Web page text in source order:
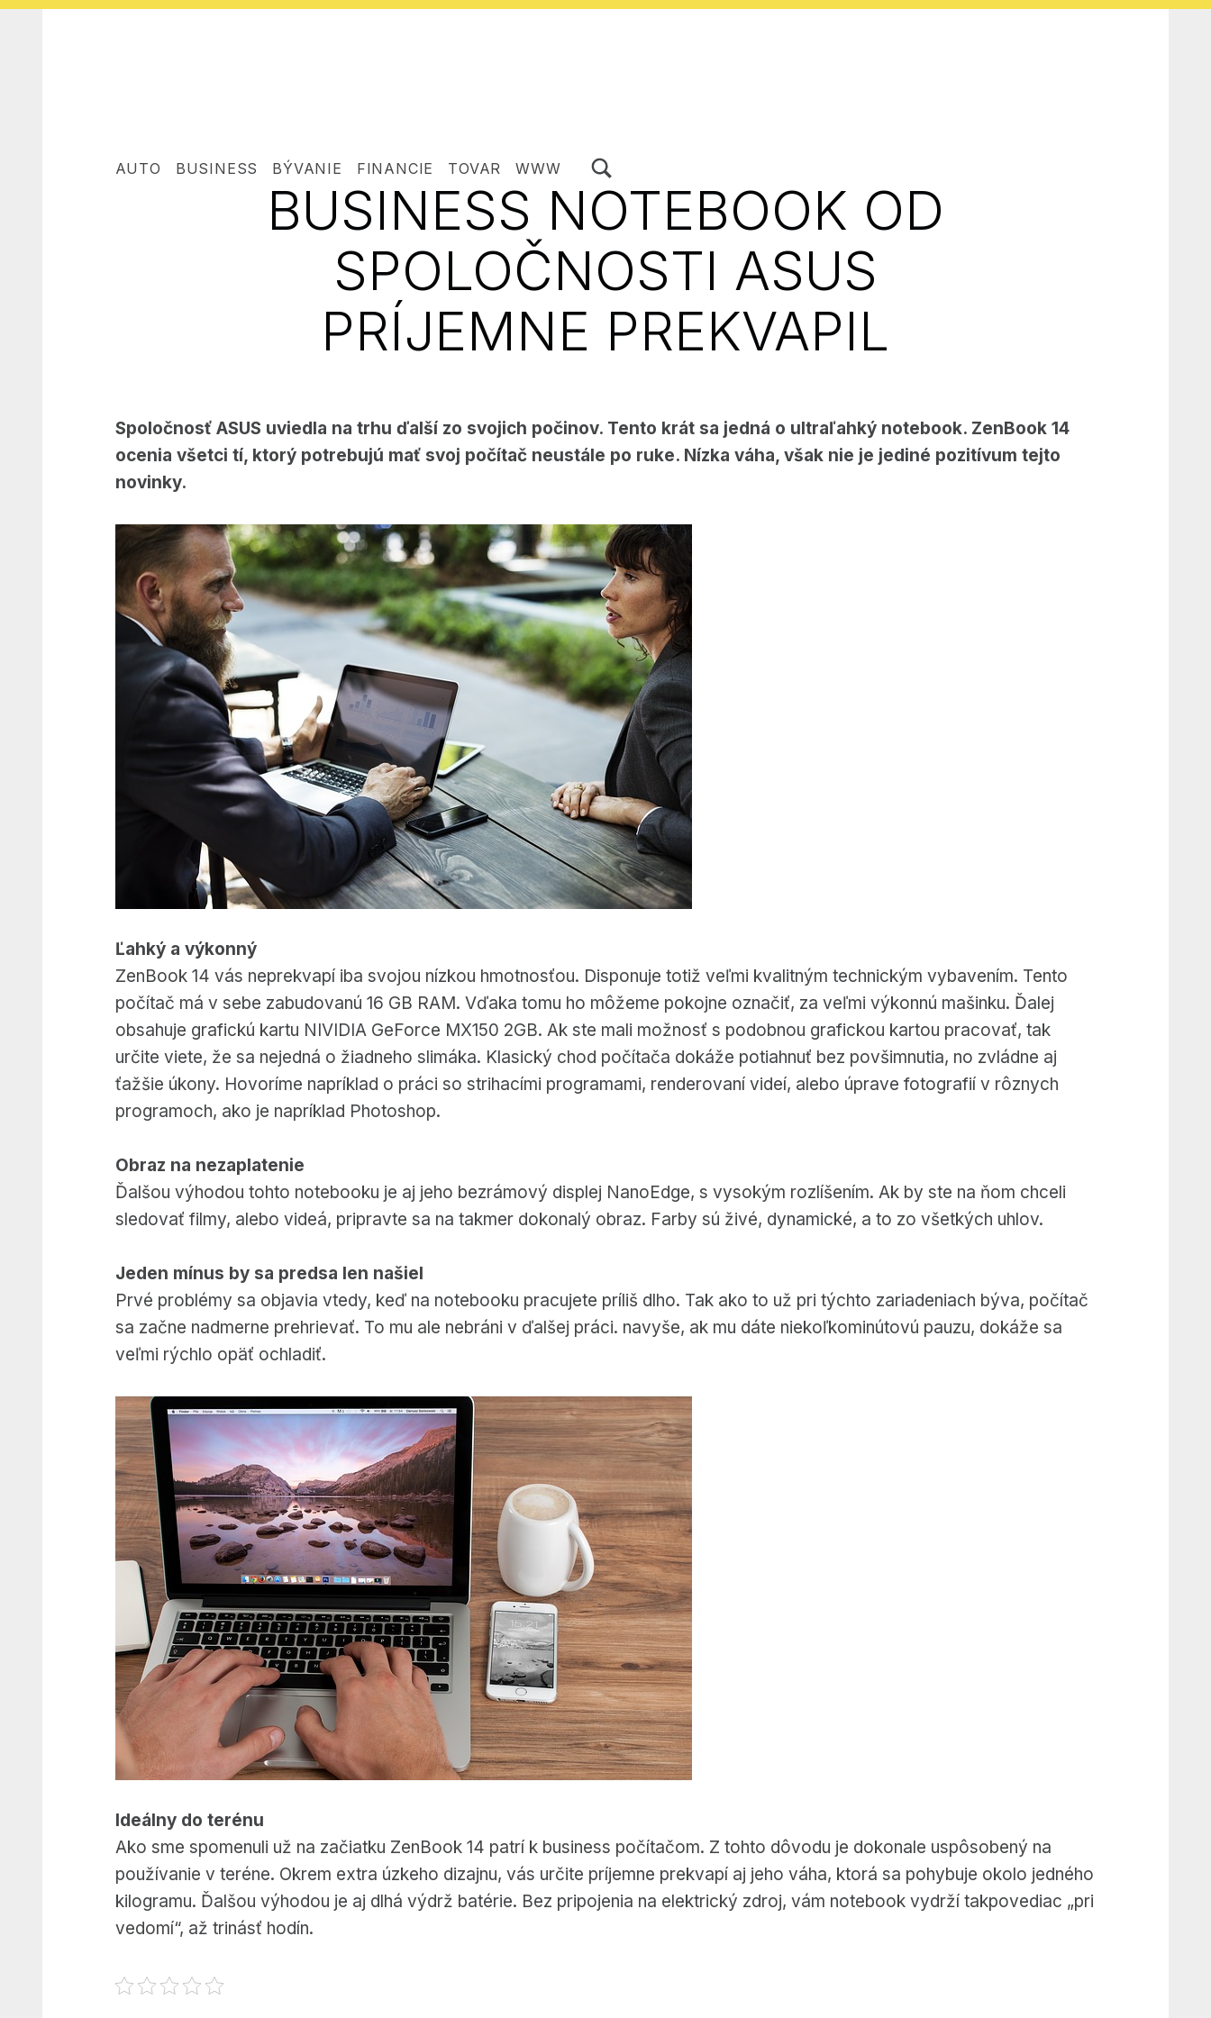
AUTO BUSINESS BÝVANIE FINANCIE TOVAR WWW
BUSINESS NOTEBOOK OD
SPOLOČNOSTI ASUS
PRÍJEMNE PREKVAPIL
Spoločnosť ASUS uviedla na trhu ďalší zo svojich počinov. Tento krát sa jedná o ultraľahký notebook. ZenBook 14
ocenia všetci tí, ktorý potrebujú mať svoj počítač neustále po ruke. Nízka váha, však nie je jediné pozitívum tejto
novinky.
Ľahký a výkonný
ZenBook 14 vás neprekvapí iba svojou nízkou hmotnosťou. Disponuje totiž veľmi kvalitným technickým vybavením. Tento
počítač má v sebe zabudovanú 16 GB RAM. Vďaka tomu ho môžeme pokojne označiť, za veľmi výkonnú mašinku. Ďalej
obsahuje grafickú kartu NIVIDIA GeForce MX150 2GB. Ak ste mali možnosť s podobnou grafickou kartou pracovať, tak
určite viete, že sa nejedná o žiadneho slimáka. Klasický chod počítača dokáže potiahnuť bez povšimnutia, no zvládne aj
ťažšie úkony. Hovoríme napríklad o práci so strihacími programami, renderovaní videí, alebo úprave fotografií v rôznych
programoch, ako je napríklad Photoshop.
Obraz na nezaplatenie
Ďalšou výhodou tohto notebooku je aj jeho bezrámový displej NanoEdge, s vysokým rozlíšením. Ak by ste na ňom chceli
sledovať filmy, alebo videá, pripravte sa na takmer dokonalý obraz. Farby sú živé, dynamické, a to zo všetkých uhlov.
Jeden mínus by sa predsa len našiel
Prvé problémy sa objavia vtedy, keď na notebooku pracujete príliš dlho. Tak ako to už pri týchto zariadeniach býva, počítač
sa začne nadmerne prehrievať. To mu ale nebráni v ďalšej práci. navyše, ak mu dáte niekoľkominútovú pauzu, dokáže sa
veľmi rýchlo opäť ochladiť.
Ideálny do terénu
Ako sme spomenuli už na začiatku ZenBook 14 patrí k business počítačom. Z tohto dôvodu je dokonale uspôsobený na
používanie v teréne. Okrem extra úzkeho dizajnu, vás určite príjemne prekvapí aj jeho váha, ktorá sa pohybuje okolo jedného
kilogramu. Ďalšou výhodou je aj dlhá výdrž batérie. Bez pripojenia na elektrický zdroj, vám notebook vydrží takpovediac „pri
vedomí“, až trinásť hodín.
Preskočiť späť na hlavnú navigáciu